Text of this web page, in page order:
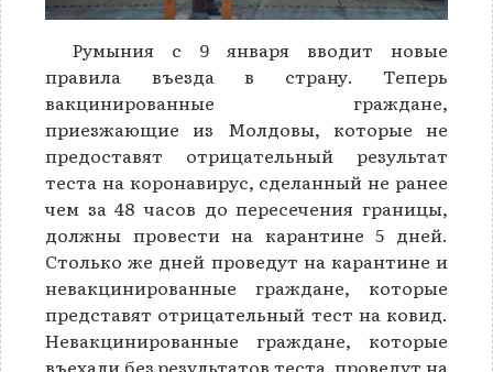
Румыния с 9 января вводит новые
правила въезда в страну. Теперь
вакцинированные граждане,
приезжающие из Молдовы, которые не
предоставят отрицательный результат
теста на коронавирус, сделанный не ранее
чем за 48 часов до пересечения границы,
должны провести на карантине 5 дней.
Столько же дней проведут на карантине и
невакцинированные граждане, которые
представят отрицательный тест на ковид.
Невакцинированные граждане, которые
въехали без результатов теста, проведут на